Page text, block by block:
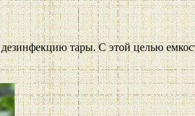
тары. С этой целью